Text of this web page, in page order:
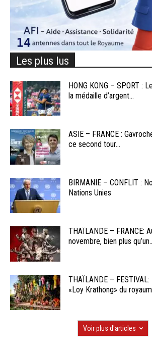
Les plus lus
HONG KONG – SPORT :
la médaille d’argent...
ASIE – FRANCE :
ce second tour...
BIRMANIE – CONFLIT :
Nations Unies
THAÏLANDE – FRANCE:
novembre, bien plus
THAÏLANDE –
«Loy Krathong» du
Voir plus d'articles